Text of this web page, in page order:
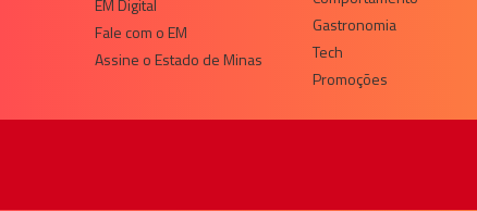
EM Digital
Fale com o EM
Assine o Estado de Minas
Gastronomia
Tech
Promoções